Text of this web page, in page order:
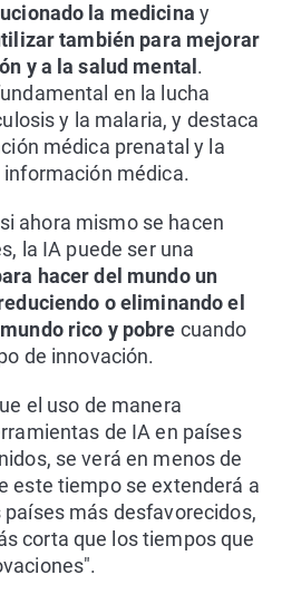
la medicina y
también para mejorar
y a la salud mental .
en la lucha
y la malaria, y destaca
médica prenatal y la
médica.
ahora mismo se hacen
la IA puede ser una
hacer del mundo un
o eliminando el
rico y pobre cuando
de innovación.
el uso de manera
de IA en países
se verá en menos de
este tiempo se extenderá a
más desfavorecidos,
corta que los tiempos que